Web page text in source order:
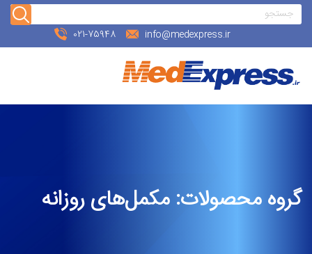
info@medexpress.ir
021-75948
گروه محصولات: مکمل‌های روزانه